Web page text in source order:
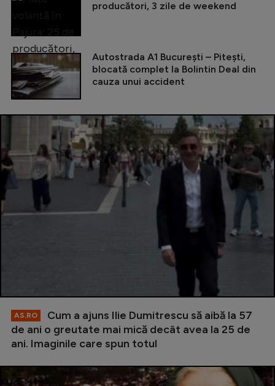
producători, 3 zile de weekend
Autostrada A1 București – Pitești,
blocată complet la Bolintin Deal din
cauza unui accident
AS.RO
Cum a ajuns Ilie Dumitrescu să aibă la 57
de ani o greutate mai mică decât avea la 25 de
ani. Imaginile care spun totul